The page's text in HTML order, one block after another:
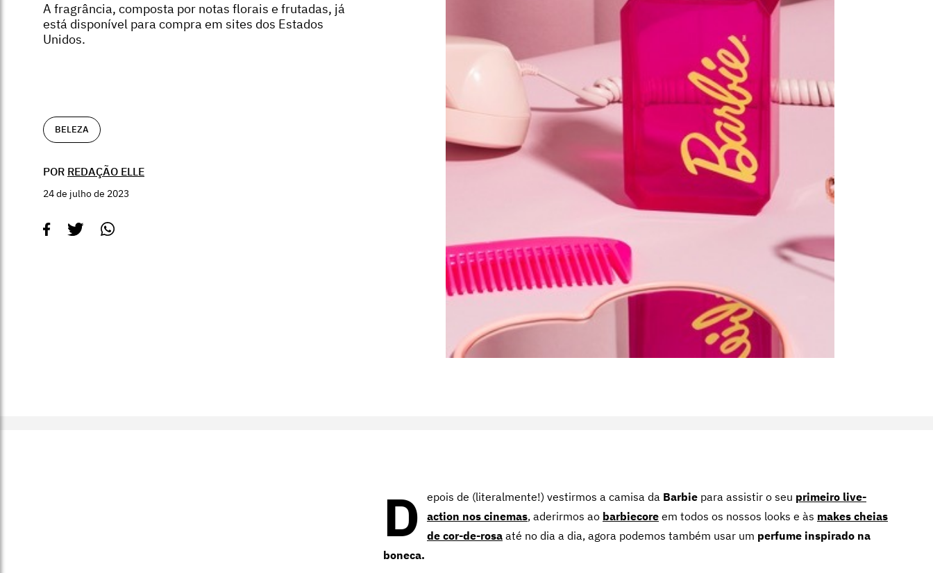
A fragrância, composta por notas florais e frutadas, já
está disponível para compra em sites dos Estados
Unidos.
BELEZA
POR REDAÇÃO ELLE
24 de julho de 2023
D epois de (literalmente!) vestirmos a camisa da Barbie para assistir o seu primeiro live-
action nos cinemas, aderirmos ao barbiecore em todos os nossos looks e às makes cheias
de cor-de-rosa até no dia a dia, agora podemos também usar um perfume inspirado na
boneca.